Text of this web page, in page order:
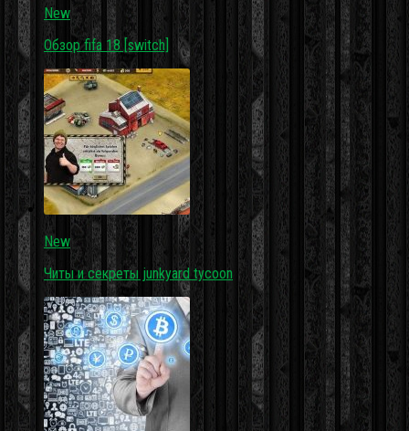
New
Обзор fifa 18 [switch]
New
Читы и секреты junkyard tycoon